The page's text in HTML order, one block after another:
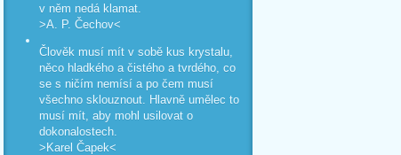
v něm nedá klamat.
>A. P. Čechov<
Člověk musí mít v sobě kus krystalu,
něco hladkého a čistého a tvrdého, co
se s ničím nemísí a po čem musí
všechno sklouznout. Hlavně umělec to
musí mít, aby mohl usilovat o
dokonalostech.
>Karel Čapek<